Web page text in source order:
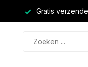
Gratis